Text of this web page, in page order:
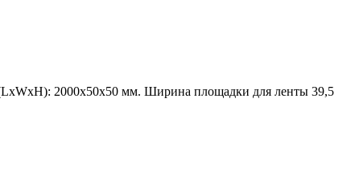
2000x50x50 мм. Ширина площадки для ленты 39,5